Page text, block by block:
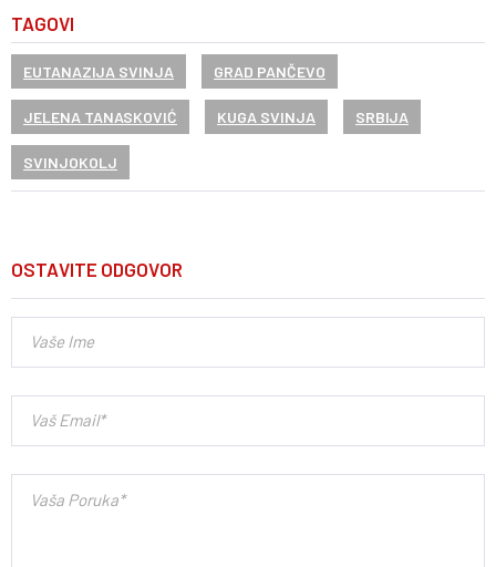
TAGOVI
EUTANAZIJA SVINJA GRAD PANČEVO
JELENA TANASKOVIĆ KUGA SVINJA SRBIJA
SVINJOKOLJ
OSTAVITE ODGOVOR